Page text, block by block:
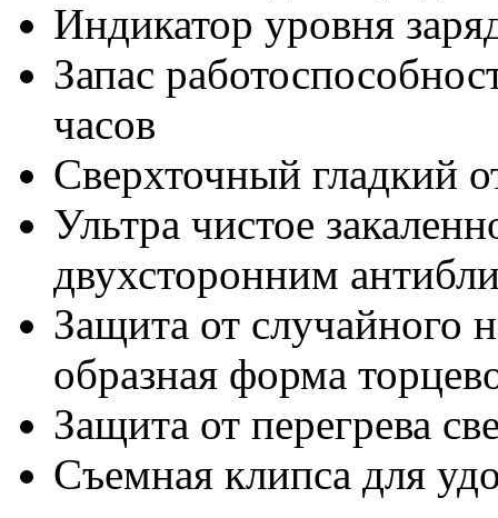
Индикатор уровня
Запас
часов
Сверхточный гладкий
Ультра чистое
двухсторонним
Защита от случайного
образная форма
Защита от перегрева
Съемная клипса для